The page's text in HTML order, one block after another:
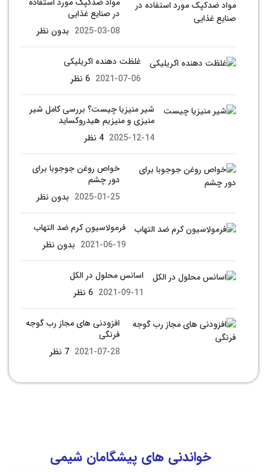
در صنایع غذایی
2025-03-08 بدون نظر
غلظت دهنده اکریلیکی
2021-07-06 6 نظر
شیر منیزیا چیست؟ بررسی کامل شیر
منیزی و منیزیم هیدروکساید
2025-12-14 4 نظر
خواص روغن جوجوبا برای
دور چشم
2025-01-25 بدون نظر
فرمولاسیون کرم ضد التهاب
2021-06-19 بدون نظر
اسانس محلول در الکل
2021-09-11 6 نظر
افزودنی های مجاز رب گوجه
فرنگی
2021-07-28 7 نظر
خواندنی های پیشگامان شیمی